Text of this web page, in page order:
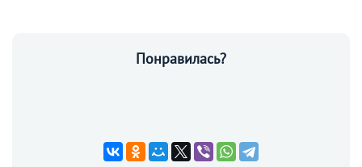
Понравилась?